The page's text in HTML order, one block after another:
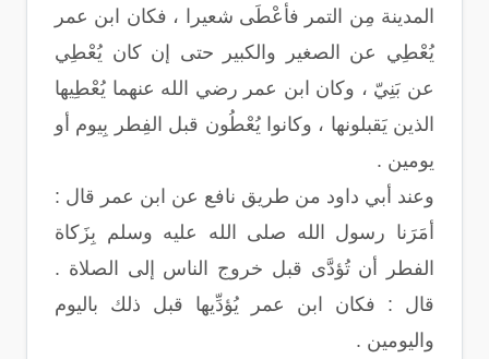
المدينة مِن التمر فأعْطَى شعيرا ، فكان ابن عمر
يُعْطِي عن الصغير والكبير حتى إن كان يُعْطِي
عن بَنِيّ ، وكان ابن عمر رضي الله عنهما يُعْطِيها
الذين يَقبلونها ، وكانوا يُعْطُون قبل الفِطر بِيوم أو
يومين .
وعند أبي داود من طريق نافع عن ابن عمر قال :
أمَرَنا رسول الله صلى الله عليه وسلم بِزَكاة
الفطر أن تُؤدَّى قبل خروج الناس إلى الصلاة .
قال : فكان ابن عمر يُؤدِّيها قبل ذلك باليوم
واليومين .